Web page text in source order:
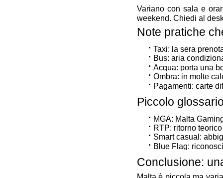
Variano con sala e
weekend. Chiedi al
Note pratiche
Taxi: la sera
Bus: aria
Acqua: porta una
Ombra: in molte
Pagamenti: carte
Piccolo
MGA: Malta
RTP: ritorno
Smart casual:
Blue Flag:
Conclusione: